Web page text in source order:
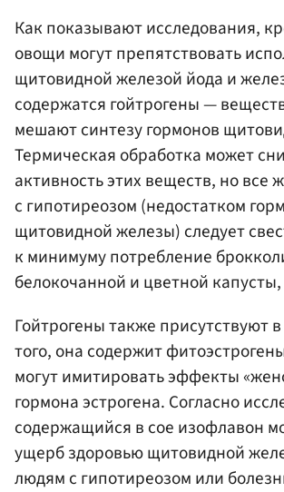
Как показывают исследования,
овощи могут препятствовать
щитовидной железой йода и
содержатся гойтрогены —
мешают синтезу гормонов
Термическая обработка может
активность этих веществ, но все
с гипотиреозом (недостатком
щитовидной железы) следует
к минимуму потребление
белокочанной и цветной
Гойтрогены также присутствуют
того, она содержит
могут имитировать эффекты
гормона эстрогена. Согласно
содержащийся в сое изофлавон
ущерб здоровью щитовидной
людям с гипотиреозом или